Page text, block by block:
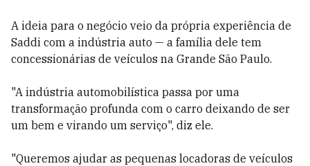
A ideia para o negócio veio da própria experiência de
Saddi com a indústria auto — a família dele tem
concessionárias de veículos na Grande São Paulo.
"A indústria automobilística passa por uma
transformação profunda com o carro deixando de ser
um bem e virando um serviço", diz ele.
"Queremos ajudar as pequenas locadoras de veículos